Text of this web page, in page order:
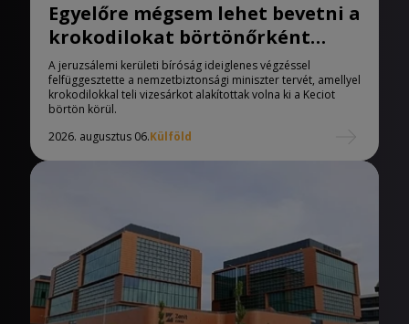
Egyelőre mégsem lehet bevetni a
krokodilokat börtönőrként
Izraelben
A jeruzsálemi kerületi bíróság ideiglenes végzéssel
felfüggesztette a nemzetbiztonsági miniszter tervét, amellyel
krokodilokkal teli vizesárkot alakítottak volna ki a Keciot
börtön körül.
2026. augusztus 06.Külföld